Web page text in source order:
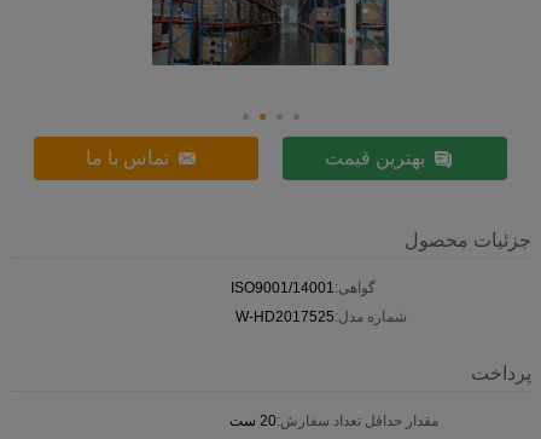
بهترین قیمت تماس با ما
جزئیات محصول
گواهی:ISO9001/14001
شماره مدل:W-HD2017525
پرداخت
مقدار حداقل تعداد سفارش:20 ست